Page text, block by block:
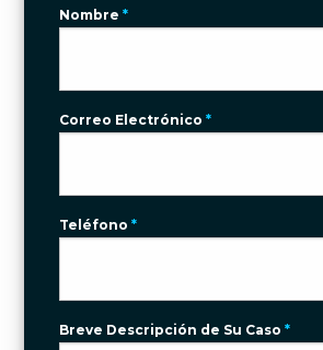
Nombre*
Correo Electrónico*
Teléfono*
Breve Descripción de Su Caso*